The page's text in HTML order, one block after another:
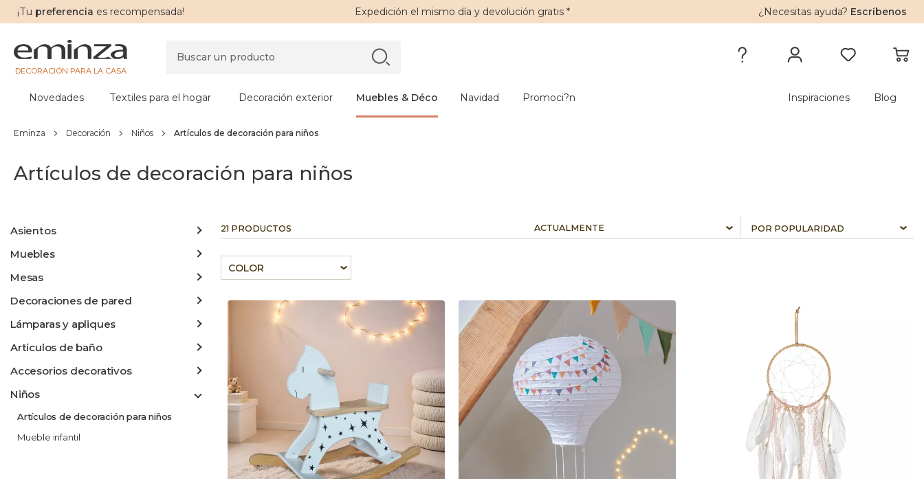
¡Tu preferencia es recompensada! Expedición el mismo día y devolución gratis* ¿Necesitas ayuda? Escríbenos
DECORACIÓN PARA LA CASA
Novedades Textiles para el hogar Decoración exterior Muebles & Déco Navidad Promoci?n Inspiraciones Blog
Eminza Decoración Niños Artículos de decoración para niños
Artículos de decoración para niños
Asientos
Muebles
Mesas
Decoraciones de pared
Lámparas y apliques
Artículos de baño
Accesorios decorativos
Niños
Artículos de decoración para niños
Mueble infantil
21 PRODUCTOS ACTUALMENTE
COLOR